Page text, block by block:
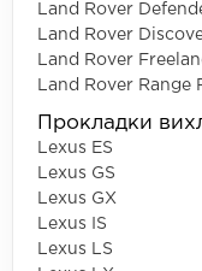
Land Rover
Land Rover
Land Rover
Land Rover Range
Прокладки
Lexus ES
Lexus GS
Lexus GX
Lexus IS
Lexus LS